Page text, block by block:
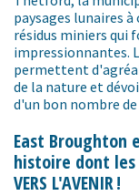
paysages lunaires
résidus miniers qui
impressionnantes.
permettent
de la nature et
d'un bon nombre
East Broughton
histoire dont
VERS L'AVENIR!